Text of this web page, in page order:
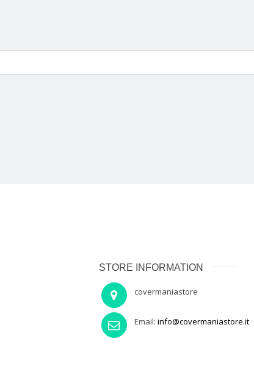
STORE INFORMATION
covermaniastore
Email: info@covermaniastore.it